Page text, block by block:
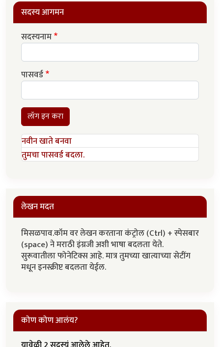
सदस्य आगमन
सदस्यनाम
पासवर्ड
लॉग इन करा
नवीन खाते बनवा
तुमचा पासवर्ड बदला.
लेखन मदत
मिसळपाव.कॉम वर लेखन करताना कंट्रोल (Ctrl) + स्पेसबार
(space) ने मराठी इंग्रजी अशी भाषा बदलता येते.
सुरूवातीला फोनेटिक्स आहे. मात्र तुमच्या खात्याच्या सेटींग
मधून इनस्क्रीप्ट बदलता येईल.
कोण कोण आलंय?